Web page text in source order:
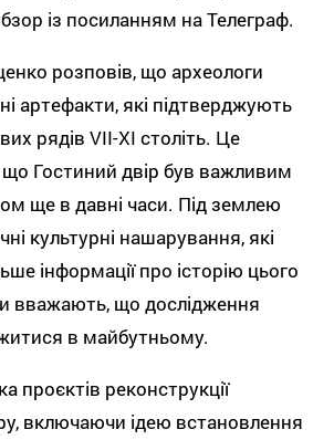
із посиланням на Телеграф.
розповів, що археологи
артефакти, які підтверджують
рядів VII-XI століть. Це
що Гостиний двір був важливим
ще в давні часи. Під землею
культурні нашарування, які
інформації про історію цього
вважають, що дослідження
в майбутньому.
проєктів реконструкції
включаючи ідею встановлення